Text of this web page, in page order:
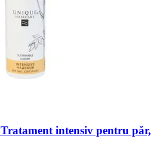
Tratament intensiv pentru păr,